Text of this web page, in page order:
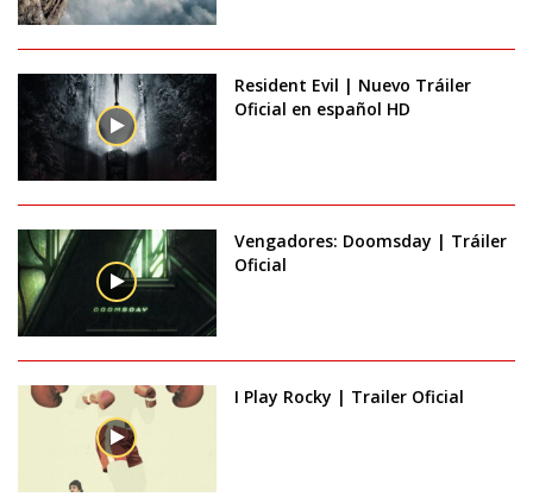
Resident Evil | Nuevo Tráiler
Oficial en español HD
Vengadores: Doomsday | Tráiler
Oficial
I Play Rocky | Trailer Oficial